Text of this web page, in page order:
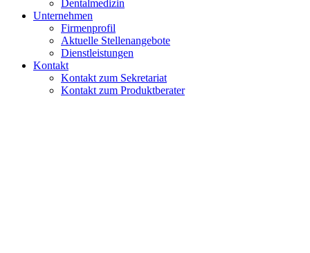
Dentalmedizin
Unternehmen
Firmenprofil
Aktuelle Stellenangebote
Dienstleistungen
Kontakt
Kontakt zum Sekretariat
Kontakt zum Produktberater